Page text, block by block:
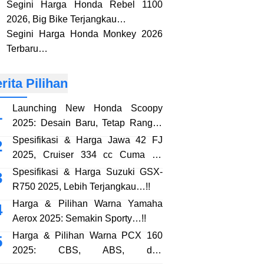
Segini Harga Honda Rebel 1100
2026, Big Bike Terjangkau…
Segini Harga Honda Monkey 2026
Terbaru…
Pilihan
Launching New Honda Scoopy
2025: Desain Baru, Tetap Rangka
eSAF…!!
Spesifikasi & Harga Jawa 42 FJ
2025, Cruiser 334 cc Cuma 38
Jutaan…!!
Spesifikasi & Harga Suzuki GSX-
R750 2025, Lebih Terjangkau…!!
Harga & Pilihan Warna Yamaha
Aerox 2025: Semakin Sporty…!!
Harga & Pilihan Warna PCX 160
2025: CBS, ABS, dan